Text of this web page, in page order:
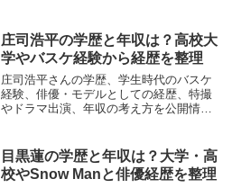
庄司浩平の学歴と年収は？高校大
学やバスケ経験から経歴を整理
庄司浩平さんの学歴、学生時代のバスケ
経験、俳優・モデルとしての経歴、特撮
やドラマ出演、年収の考え方を公開情報
目黒蓮の学歴と年収は？大学・高
校やSnow Manと俳優経歴を整理